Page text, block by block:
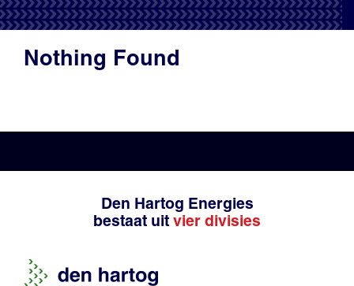
Productadvies
Nothing Found
Den Hartog Energies
bestaat uit vier divisies